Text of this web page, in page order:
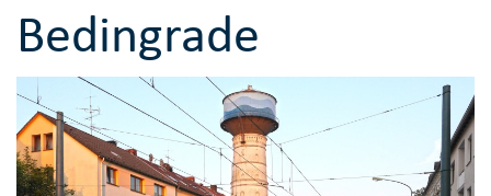
Bedingrade